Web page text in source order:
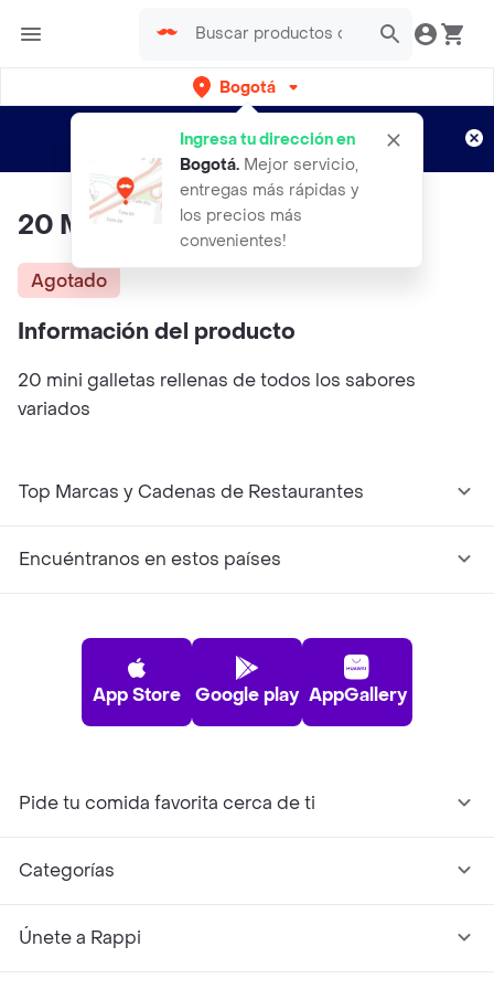
Bogotá
Ingresa tu dirección en
Bogotá. Mejor servicio,
entregas más rápidas y
los precios más
convenientes!
envíos gratis por semanas
Aplican TyC
20 Mini Cookies
Agotado
Información del producto
20 mini galletas rellenas de todos los sabores
variados
Top Marcas y Cadenas de Restaurantes
Encuéntranos en estos países
App Store Google play AppGallery
Pide tu comida favorita cerca de ti
Categorías
Únete a Rappi